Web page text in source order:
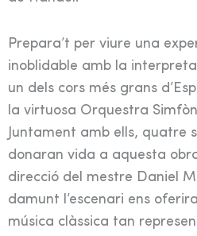
Prepara’t per viure una
inoblidable amb la
un dels cors més grans
la virtuosa Orquestra
Juntament amb ells, quatre
donaran vida a aquesta
direcció del mestre Daniel
damunt l’escenari ens
música clàssica tan